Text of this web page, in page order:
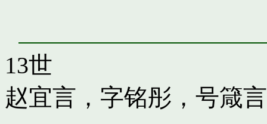
13世
赵宜言，字铭彤，号箴言